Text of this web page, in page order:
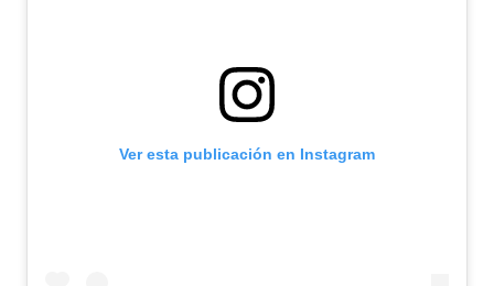
Ver esta publicación en Instagram